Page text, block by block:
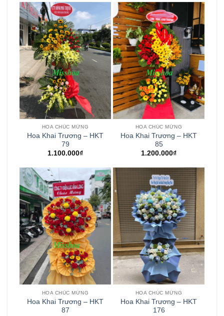
HOA CHÚC MỪNG
Hoa Khai Trương – HKT
79
1.100.000₫
HOA CHÚC MỪNG
Hoa Khai Trương – HKT
85
1.200.000₫
HOA CHÚC MỪNG
Hoa Khai Trương – HKT
87
HOA CHÚC MỪNG
Hoa Khai Trương – HKT
176